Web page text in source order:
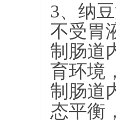
3、纳
不受胃
制肠道
育环境
制肠道
态平衡